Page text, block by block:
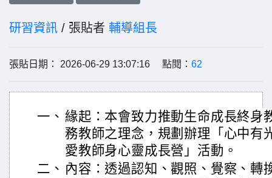
研習資訊 / 張貼者 輔導組長
張貼日期： 2026-06-29 13:07:16 點閱： 62
一、 緣起：本會致力推動生命成長終身
務教師之理念，規劃辦理「心中有
愛教師身心靈成長營」活動。
二、 內容：透過認知、觀照、覺察、轉